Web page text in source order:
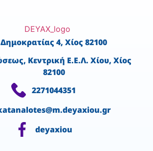
Δημοκρατίας 4, Χίος 82100
Κεντρική Ε.Ε.Λ. Χίου, Χίος
82100
2271044351
deyaxiou